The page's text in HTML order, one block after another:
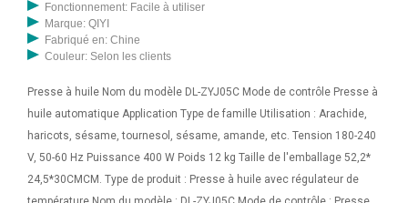
Fonctionnement: Facile à utiliser
Marque: QIYI
Fabriqué en: Chine
Couleur: Selon les clients
Presse à huile Nom du modèle DL-ZYJ05C Mode de contrôle Presse à
huile automatique Application Type de famille Utilisation : Arachide,
haricots, sésame, tournesol, sésame, amande, etc. Tension 180-240
V, 50-60 Hz Puissance 400 W Poids 12 kg Taille de l'emballage 52,2*
24,5*30CMCM. Type de produit : Presse à huile avec régulateur de